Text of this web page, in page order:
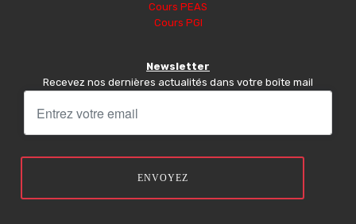
Cours PEAS
Cours PGI
Newsletter
Recevez nos dernières actualités dans votre boîte mail
ENVOYEZ